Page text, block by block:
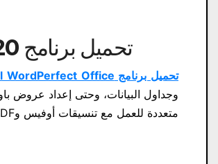
تحميل برنامج Corel WordPerfect OfficeStandard 2020
تحميل برنامج Corel WordPerfect Office
متعددة للعمل مع تنسيقات أوفيس وPDF. رابط مباشر.